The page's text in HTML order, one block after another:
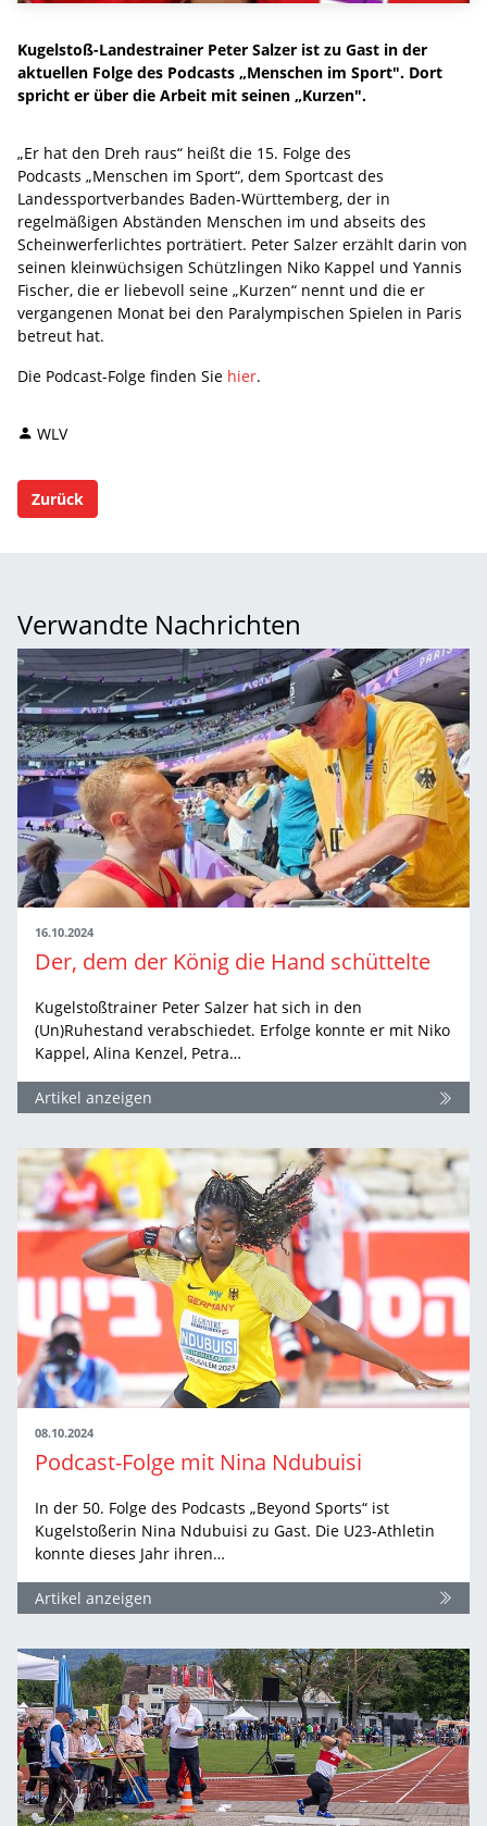
Kugelstoß-Landestrainer Peter Salzer ist zu Gast in der
aktuellen Folge des Podcasts „Menschen im Sport". Dort
spricht er über die Arbeit mit seinen „Kurzen".
„Er hat den Dreh raus“ heißt die 15. Folge des
Podcasts „Menschen im Sport“, dem Sportcast des
Landessportverbandes Baden-Württemberg, der in
regelmäßigen Abständen Menschen im und abseits des
Scheinwerferlichtes porträtiert. Peter Salzer erzählt darin von
seinen kleinwüchsigen Schützlingen Niko Kappel und Yannis
Fischer, die er liebevoll seine „Kurzen“ nennt und die er
vergangenen Monat bei den Paralympischen Spielen in Paris
betreut hat.
Die Podcast-Folge finden Sie hier.
WLV
Zurück
Verwandte Nachrichten
16.10.2024
Der, dem der König die Hand schüttelte
Kugelstoßtrainer Peter Salzer hat sich in den
(Un)Ruhestand verabschiedet. Erfolge konnte er mit Niko
Kappel, Alina Kenzel, Petra…
Artikel anzeigen
08.10.2024
Podcast-Folge mit Nina Ndubuisi
In der 50. Folge des Podcasts „Beyond Sports“ ist
Kugelstoßerin Nina Ndubuisi zu Gast. Die U23-Athletin
konnte dieses Jahr ihren…
Artikel anzeigen